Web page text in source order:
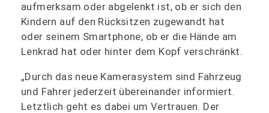
aufmerksam oder abgelenkt ist, ob er sich den
Kindern auf den Rücksitzen zugewandt hat
oder seinem Smartphone, ob er die Hände am
Lenkrad hat oder hinter dem Kopf verschränkt.
„Durch das neue Kamerasystem sind Fahrzeug
und Fahrer jederzeit übereinander informiert.
Letztlich geht es dabei um Vertrauen. Der